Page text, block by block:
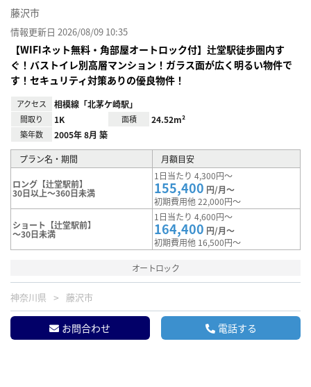
藤沢市
情報更新日 2026/08/09 10:35
【WIFIネット無料・角部屋オートロック付】辻堂駅徒歩圏内す
ぐ！バストイレ別高層マンション！ガラス面が広く明るい物件で
す！セキュリティ対策ありの優良物件！
アクセス 相模線「北茅ケ崎駅」
間取り 1K 面積 24.52m²
築年数 2005年 8月 築
プラン名・期間 月額目安
ロング【辻堂駅前】
30日以上～360日未満
1日当たり 4,300円～
155,400 円/月～
初期費用他 22,000円～
ショート【辻堂駅前】
～30日未満
1日当たり 4,600円～
164,400 円/月～
初期費用他 16,500円～
オートロック
神奈川県 藤沢市
お問合わせ 電話する